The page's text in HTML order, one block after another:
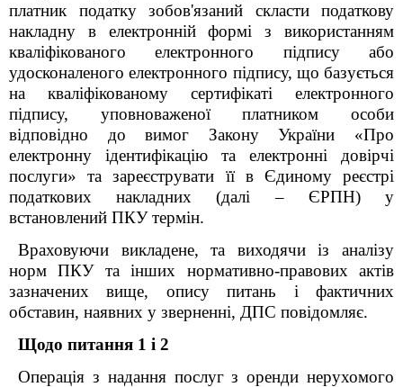
платник податку зобов'язаний скласти податкову
накладну в електронній формі з використанням
кваліфікованого електронного підпису або
удосконаленого електронного підпису, що базується
на кваліфікованому сертифікаті електронного
підпису, уповноваженої платником особи
відповідно до вимог Закону України «Про
електронну ідентифікацію та електронні довірчі
послуги» та зареєструвати її в Єдиному реєстрі
податкових накладних (далі – ЄРПН) у
встановлений ПКУ термін.
Враховуючи викладене, та виходячи із аналізу
норм ПКУ та інших нормативно-правових актів
зазначених вище, опису питань і фактичних
обставин, наявних у зверненні, ДПС повідомляє.
Щодо питання 1 і 2
Операція з надання послуг з оренди нерухомого